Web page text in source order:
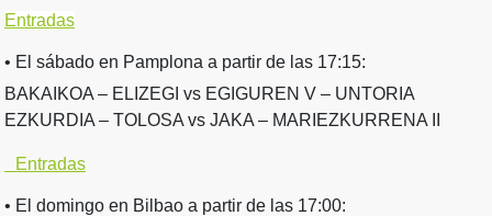
Entradas
• El sábado en Pamplona a partir de las 17:15:
BAKAIKOA – ELIZEGI vs EGIGUREN V – UNTORIA
EZKURDIA – TOLOSA vs JAKA – MARIEZKURRENA II
Entradas
• El domingo en Bilbao a partir de las 17:00: